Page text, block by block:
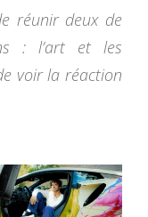
réunir deux de
: l’art et les
voir la réaction